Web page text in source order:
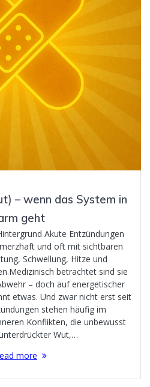
– wenn das System in
geht
Akute Entzündungen
und oft mit sichtbaren
Schwellung, Hitze und
betrachtet sind sie
– doch auf energetischer
etwas. Und zwar nicht erst seit
stehen häufig im
Konflikten, die unbewusst
Wut,…
more